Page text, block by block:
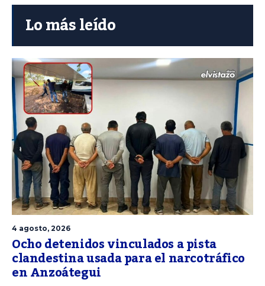
Lo más leído
4 agosto, 2026
Ocho detenidos vinculados a pista
clandestina usada para el narcotráfico
en Anzoátegui